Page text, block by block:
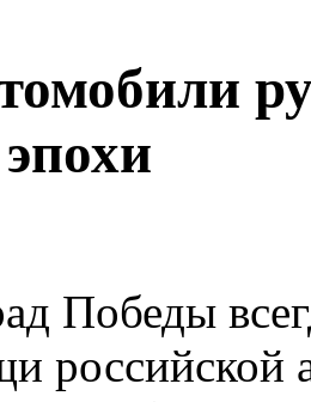
Победы
российской